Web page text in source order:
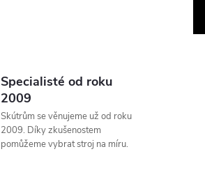
á
d
a
Specialisté od roku
2009
Skútrům se věnujeme už od roku
2009. Díky zkušenostem
pomůžeme vybrat stroj na míru.